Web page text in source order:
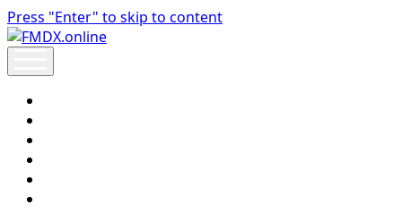
Press "Enter" to skip to content
FMDX.online
menu